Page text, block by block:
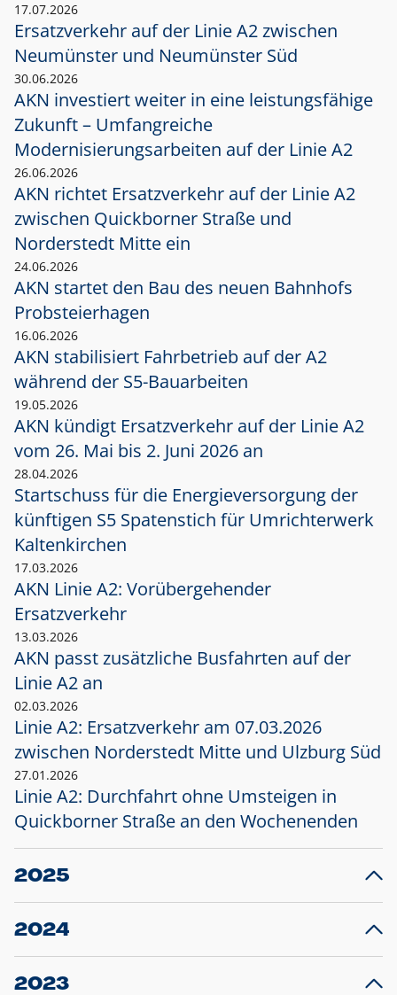
17.07.2026
Ersatzverkehr auf der Linie A2 zwischen
Neumünster und Neumünster Süd
30.06.2026
AKN investiert weiter in eine leistungsfähige
Zukunft – Umfangreiche
Modernisierungsarbeiten auf der Linie A2
26.06.2026
AKN richtet Ersatzverkehr auf der Linie A2
zwischen Quickborner Straße und
Norderstedt Mitte ein
24.06.2026
AKN startet den Bau des neuen Bahnhofs
Probsteierhagen
16.06.2026
AKN stabilisiert Fahrbetrieb auf der A2
während der S5-Bauarbeiten
19.05.2026
AKN kündigt Ersatzverkehr auf der Linie A2
vom 26. Mai bis 2. Juni 2026 an
28.04.2026
Startschuss für die Energieversorgung der
künftigen S5 Spatenstich für Umrichterwerk
Kaltenkirchen
17.03.2026
AKN Linie A2: Vorübergehender
Ersatzverkehr
13.03.2026
AKN passt zusätzliche Busfahrten auf der
Linie A2 an
02.03.2026
Linie A2: Ersatzverkehr am 07.03.2026
zwischen Norderstedt Mitte und Ulzburg Süd
27.01.2026
Linie A2: Durchfahrt ohne Umsteigen in
Quickborner Straße an den Wochenenden
2025
23.12.2025
Projekt S5: Start der Bauarbeiten am
2024
10.12.2024
Großprojekt S5: Sperrung der Bahnstraße in
2023